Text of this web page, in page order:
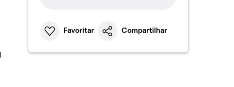
Favoritar Compartilhar